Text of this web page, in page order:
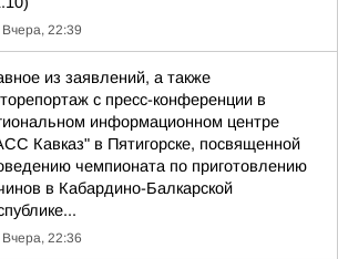
Вчера, 22:39
из заявлений, а также
с пресс-конференции в
информационном центре
Кавказ" в Пятигорске, посвященной
чемпионата по приготовлению
в Кабардино-Балкарской
Вчера, 22:36